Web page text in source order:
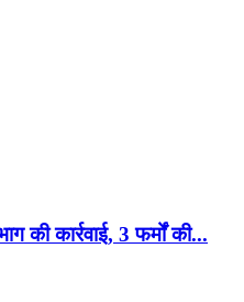
की कार्रवाई, 3 फर्मों की...